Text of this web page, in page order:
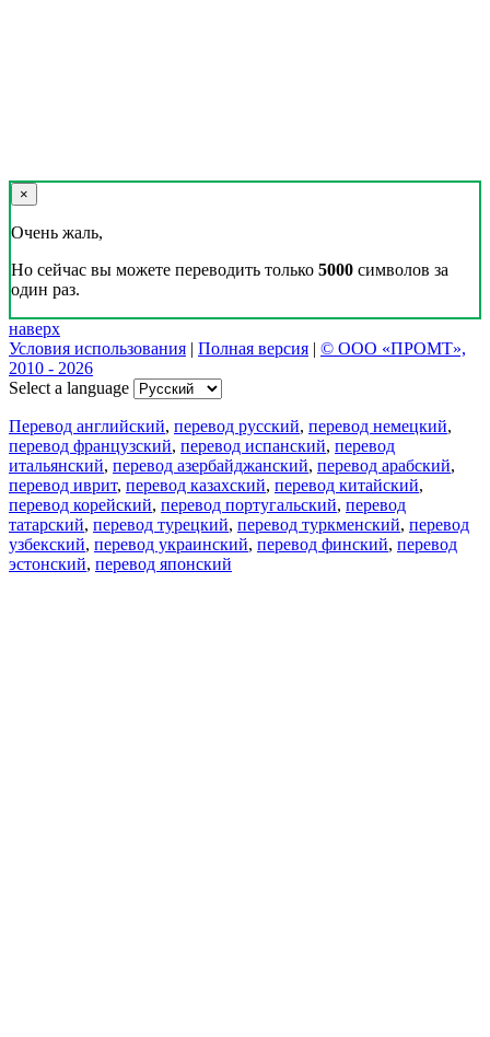
×
Очень жаль,
Но сейчас вы можете переводить только 5000 символов за
один раз.
наверх
Условия использования | Полная версия | © ООО «ПРОМТ»,
2010 - 2026
Select a language
Перевод английский, перевод русский, перевод немецкий,
перевод французский, перевод испанский, перевод
итальянский, перевод азербайджанский, перевод арабский,
перевод иврит, перевод казахский, перевод китайский,
перевод корейский, перевод португальский, перевод
татарский, перевод турецкий, перевод туркменский, перевод
узбекский, перевод украинский, перевод финский, перевод
эстонский, перевод японский